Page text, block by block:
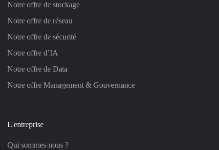
Notre offre de stockage
Notre offre de réseau
Notre offre de sécurité
Notre offre d’IA
Notre offre de Data
Notre offre Management & Gouvernance
L'entreprise
Qui sommes-nous ?